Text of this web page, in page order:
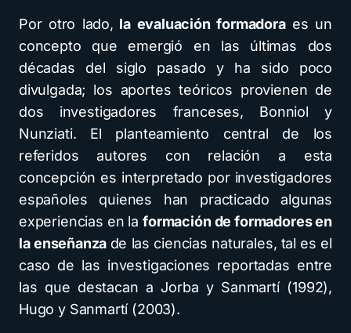
Por otro lado, la evaluación formadoraes un
concepto que emergió en las últimas dos
décadas del siglo pasado y ha sido poco
divulgada; los aportes teóricos provienen de
dos investigadores franceses, Bonniol y
Nunziati. El planteamiento central de los
referidos autores con relación a esta
concepción es interpretado por investigadores
españoles quienes han practicado algunas
experiencias en laformación de formadores en
la enseñanza de las ciencias naturales, tal es el
caso de las investigaciones reportadas entre
las que destacan a Jorba y Sanmartí (1992),
Hugo y Sanmartí (2003).